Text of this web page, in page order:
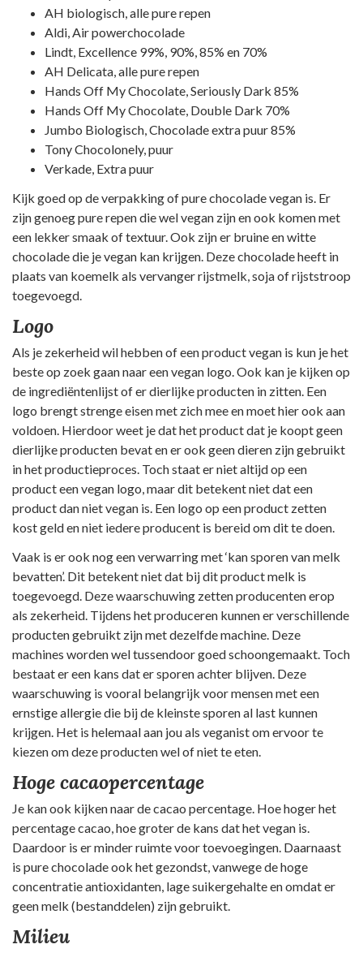
AH biologisch, alle pure repen
Aldi, Air powerchocolade
Lindt, Excellence 99%, 90%, 85% en 70%
AH Delicata, alle pure repen
Hands Off My Chocolate, Seriously Dark 85%
Hands Off My Chocolate, Double Dark 70%
Jumbo Biologisch, Chocolade extra puur 85%
Tony Chocolonely, puur
Verkade, Extra puur
Kijk goed op de verpakking of pure chocolade vegan is. Er
zijn genoeg pure repen die wel vegan zijn en ook komen met
een lekker smaak of textuur. Ook zijn er bruine en witte
chocolade die je vegan kan krijgen. Deze chocolade heeft in
plaats van koemelk als vervanger rijstmelk, soja of rijststroop
toegevoegd.
Logo
Als je zekerheid wil hebben of een product vegan is kun je het
beste op zoek gaan naar een vegan logo. Ook kan je kijken op
de ingrediëntenlijst of er dierlijke producten in zitten. Een
logo brengt strenge eisen met zich mee en moet hier ook aan
voldoen. Hierdoor weet je dat het product dat je koopt geen
dierlijke producten bevat en er ook geen dieren zijn gebruikt
in het productieproces. Toch staat er niet altijd op een
product een vegan logo, maar dit betekent niet dat een
product dan niet vegan is. Een logo op een product zetten
kost geld en niet iedere producent is bereid om dit te doen.
Vaak is er ook nog een verwarring met ‘kan sporen van melk
bevatten’. Dit betekent niet dat bij dit product melk is
toegevoegd. Deze waarschuwing zetten producenten erop
als zekerheid. Tijdens het produceren kunnen er verschillende
producten gebruikt zijn met dezelfde machine. Deze
machines worden wel tussendoor goed schoongemaakt. Toch
bestaat er een kans dat er sporen achter blijven. Deze
waarschuwing is vooral belangrijk voor mensen met een
ernstige allergie die bij de kleinste sporen al last kunnen
krijgen. Het is helemaal aan jou als veganist om ervoor te
kiezen om deze producten wel of niet te eten.
Hoge cacaopercentage
Je kan ook kijken naar de cacao percentage. Hoe hoger het
percentage cacao, hoe groter de kans dat het vegan is.
Daardoor is er minder ruimte voor toevoegingen. Daarnaast
is pure chocolade ook het gezondst, vanwege de hoge
concentratie antioxidanten, lage suikergehalte en omdat er
geen melk (bestanddelen) zijn gebruikt.
Milieu